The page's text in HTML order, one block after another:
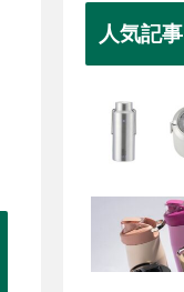
人気記事